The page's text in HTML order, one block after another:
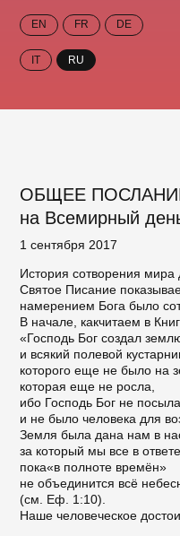
EN FR DE
IT RU
ОБЩЕЕ ПОСЛАНИЕ
на Всемирный
1 сентября 2017
История сотворения
Святое Писание
намерением Бога было
В начале, какчитаем в
«Господь Бог создал
и всякий полевой
которого еще не было на
которая еще не росла,
ибо Господь Бог не
и не было человека для
Земля была дана нам в
за который мы все в
пока«в полноте времён»
не объединится всё
(см. Еф. 1:10).
Наше человеческое